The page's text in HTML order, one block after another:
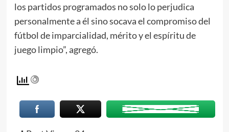
los partidos programados no solo lo perjudica
personalmente a él sino socava el compromiso del
fútbol de imparcialidad, mérito y el espíritu de
juego limpio”, agregó.